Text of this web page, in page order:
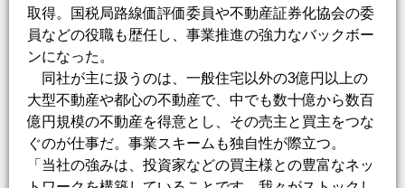
取得。国税局路線価評価委員や不動産証券化協会の委
員などの役職も歴任し、事業推進の強力なバックボー
ンになった。
同社が主に扱うのは、一般住宅以外の3億円以上の
大型不動産や都心の不動産で、中でも数十億から数百
億円規模の不動産を得意とし、その売主と買主をつな
ぐのが仕事だ。事業スキームも独自性が際立つ。
「当社の強みは、投資家などの買主様との豊富なネッ